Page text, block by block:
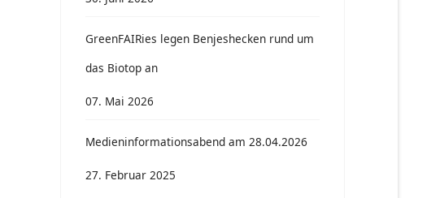
GreenFAIRies legen Benjeshecken rund um
das Biotop an
07. Mai 2026
Medieninformationsabend am 28.04.2026
27. Februar 2025